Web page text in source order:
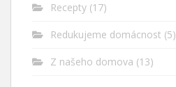
Recepty (17)
Redukujeme domácnost (5)
Z našeho domova (13)